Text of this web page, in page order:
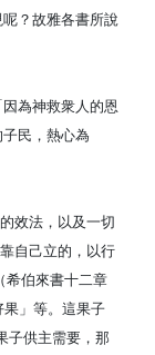
？故雅各書所說
為神救衆人的恩
民，熱心為
效法，以及一切
自己立的，以行
希伯來書十二章
」等。這果子
子供主需要，那